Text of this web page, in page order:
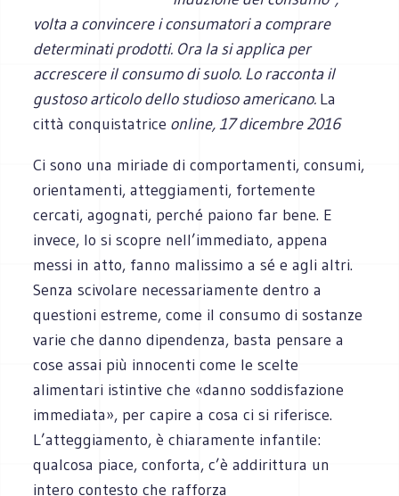
volta a convincere i consumatori a comprare
determinati prodotti. Ora la si applica per
accrescere il consumo di suolo. Lo racconta il
gustoso articolo dello studioso americano. La
città conquistatrice online, 17 dicembre 2016
Ci sono una miriade di comportamenti, consumi,
orientamenti, atteggiamenti, fortemente
cercati, agognati, perché paiono far bene. E
invece, lo si scopre nell’immediato, appena
messi in atto, fanno malissimo a sé e agli altri.
Senza scivolare necessariamente dentro a
questioni estreme, come il consumo di sostanze
varie che danno dipendenza, basta pensare a
cose assai più innocenti come le scelte
alimentari istintive che «danno soddisfazione
immediata», per capire a cosa ci si riferisce.
L’atteggiamento, è chiaramente infantile:
qualcosa piace, conforta, c’è addirittura un
intero contesto che rafforza